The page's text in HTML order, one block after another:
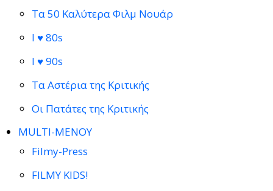
Τα 50 Καλύτερα Φιλμ Νουάρ
I ♥ 80s
I ♥ 90s
Τα Αστέρια της Κριτικής
Οι Πατάτες της Κριτικής
MULTI-ΜΕΝΟΥ
Filmy-Press
FILMY KIDS!